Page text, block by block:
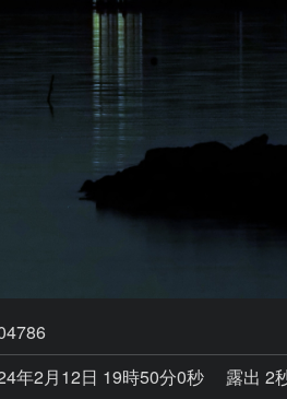
年2月12日 19時50分0秒
露出 2